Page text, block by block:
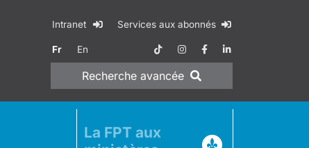
Intranet Services aux abonnés
Fr En
Recherche avancée
La FPT aux